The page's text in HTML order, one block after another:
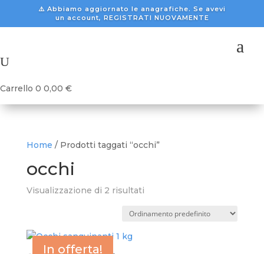
⚠️ Abbiamo aggiornato le anagrafiche. Se avevi
un account, REGISTRATI NUOVAMENTE
a
U
Carrello 0 0,00 €
Home / Prodotti taggati “occhi”
occhi
Visualizzazione di 2 risultati
In offerta!